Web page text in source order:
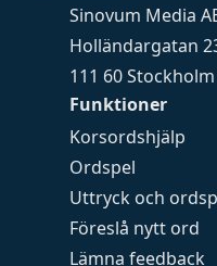
Funktioner
Korsordshjälp
Ordspel
Uttryck och
Föreslå nytt ord
Lämna feedback
Sinovum Media
Holländargatan
111 60 Stockholm